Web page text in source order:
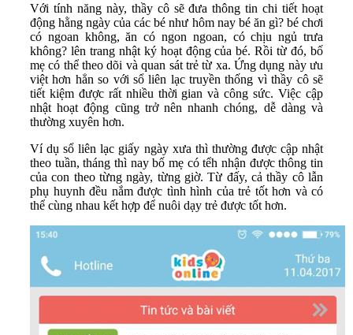
Với tính năng này, thầy cô sẽ đưa thông tin chi tiết hoạt
động hằng ngày của các bé như hôm nay bé ăn gì? bé chơi
có ngoan không, ăn có ngon ngoan, có chịu ngủ trưa
không? lên trang nhật ký hoạt động của bé. Rồi từ đó, bố
mẹ có thể theo dõi và quan sát trẻ từ xa. Ứng dụng này ưu
việt hơn hẳn so với sổ liên lạc truyền thống vì thầy cô sẽ
tiết kiệm được rất nhiều thời gian và công sức. Việc cập
nhật hoạt động cũng trở nên nhanh chóng, dễ dàng và
thường xuyên hơn.
Ví dụ sổ liên lạc giấy ngày xưa thì thường được cập nhật
theo tuần, tháng thì nay bố mẹ có tểh nhận được thông tin
của con theo từng ngày, từng giờ. Từ đấy, cả thầy cô lẫn
phụ huynh đều nắm được tình hình của trẻ tốt hơn và có
thể cùng nhau kết hợp để nuôi dạy trẻ được tốt hơn.